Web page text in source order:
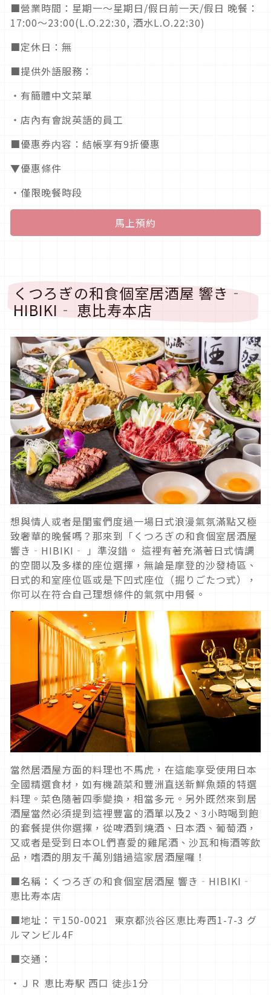
■營業時間：星期一～星期日/假日前一天/假日 晚餐：
17:00～23:00(L.O.22:30, 酒水L.O.22:30)
■定休日：無
■提供外語服務：
・有簡體中文菜單
・店內有會說英語的員工
■優惠券内容：結帳享有9折優惠
▼優惠條件
・僅限晚餐時段
馬上預約
くつろぎの和食個室居酒屋 響き‐
HIBIKI‐ 恵比寿本店
想與情人或者是閨蜜們度過一場日式浪漫氣氛滿點又極
致奢華的晚餐嗎？那來到「くつろぎの和食個室居酒屋
響き‐HIBIKI‐ 」準沒錯。 這裡有著充滿著日式情調
的空間以及多樣的座位選擇，無論是摩登的沙發椅區、
日式的和室座位區或是下凹式座位（掘りごたつ式），
你可以在符合自己理想條件的氣氛中用餐。
當然居酒屋方面的料理也不馬虎，在這能享受使用日本
全國精選食材，如有機蔬菜和豐洲直送新鮮魚類的特選
料理。菜色隨著四季變換，相當多元。另外既然來到居
酒屋當然必須提到這裡豐富的酒單以及2、3小時喝到飽
的套餐提供你選擇，從啤酒到燒酒、日本酒、葡萄酒，
又或者是受到日本OL們喜愛的雞尾酒、沙瓦和梅酒等飲
品，嗜酒的朋友千萬別錯過這家居酒屋囉！
■名稱：くつろぎの和食個室居酒屋 響き‐HIBIKI‐
恵比寿本店
■地址：〒150-0021 東京都渋谷区恵比寿西1-7-3 グ
ルマンビル4F
■交通：
・ＪＲ 恵比寿駅 西口 徒歩1分